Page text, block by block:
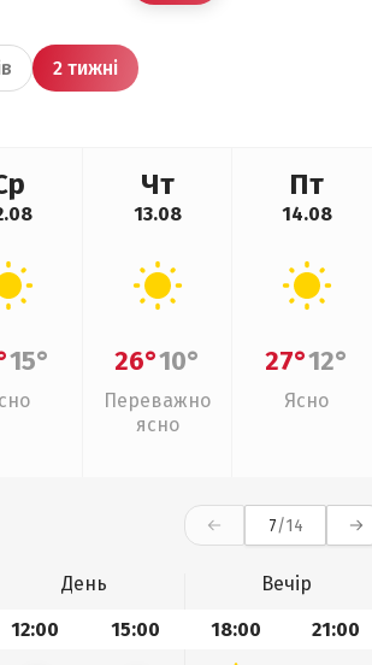
2 тижні
15°
Чт
13.08
26°10°
Переважно
ясно
Пт
14.08
27°12°
Ясно
7/14
День
Вечір
12:00 15:00 18:00 21:00